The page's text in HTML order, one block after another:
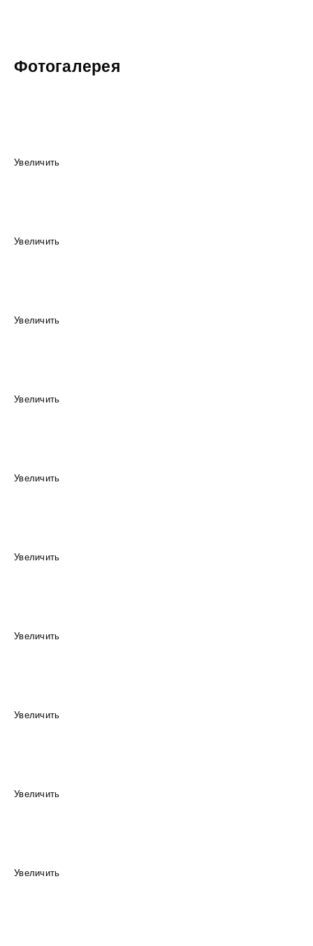
Фотогалерея
Увеличить
Увеличить
Увеличить
Увеличить
Увеличить
Увеличить
Увеличить
Увеличить
Увеличить
Увеличить